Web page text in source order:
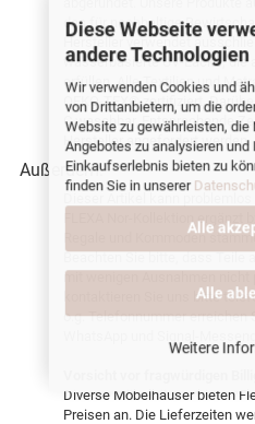
Diese Webseite
andere Technologien
Wir verwenden Cookies und
von Drittanbietern, um die
Website zu gewährleisten, die
Angebotes zu analysieren
Einkaufserlebnis bieten zu
finden Sie in unserer
Alle
Alle
Weitere
das für nachhaltige
Hersteller verwendet
wasserbasierte UV-Lacke, die
erfüllen. Alle Textilien und
OEKO-TEX® zertifiziert.
C waschbar. Entsprechende
Hersteller angefordert werden.
Außerdem:
Dieser Artikel kann
FLEXA Nor-Kollektion ergänzt
Regale und Kommoden
Beachten Sie bitte, dass
mit wenigen Ausnahmen nicht
kontaktieren Sie uns bitte
o.g. Telefonnummer erreichen
Vorsicht vor fragwürdigen
Diverse Möbelhäuser bieten
Preisen an. Die Lieferzeiten